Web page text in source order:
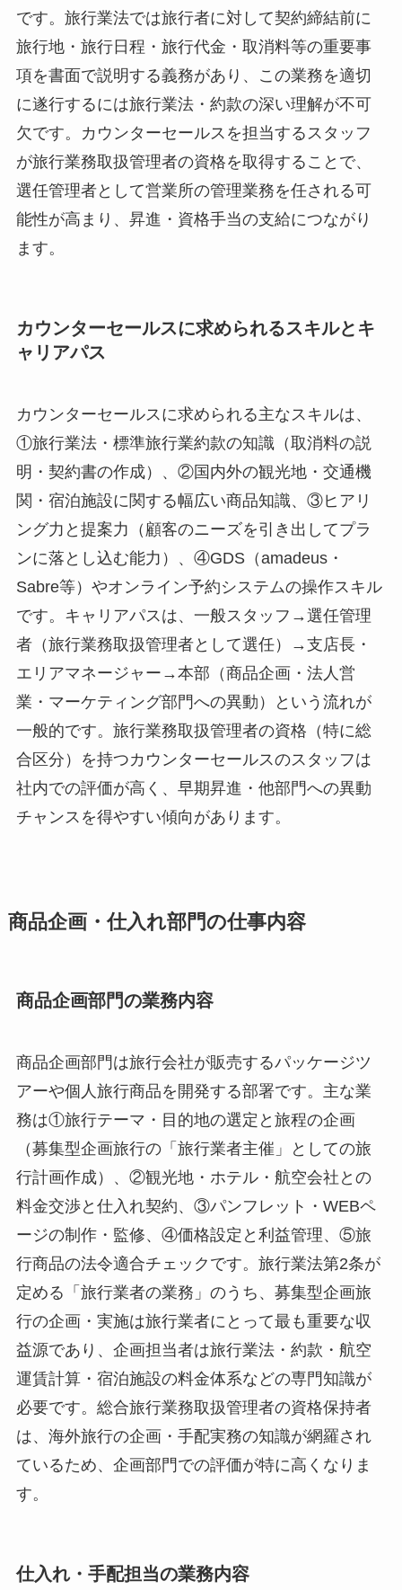
です。旅行業法では旅行者に対して契約締結前に
旅行地・旅行日程・旅行代金・取消料等の重要事
項を書面で説明する義務があり、この業務を適切
に遂行するには旅行業法・約款の深い理解が不可
欠です。カウンターセールスを担当するスタッフ
が旅行業務取扱管理者の資格を取得することで、
選任管理者として営業所の管理業務を任される可
能性が高まり、昇進・資格手当の支給につながり
ます。
カウンターセールスに求められるスキルとキ
ャリアパス
カウンターセールスに求められる主なスキルは、
①旅行業法・標準旅行業約款の知識（取消料の説
明・契約書の作成）、②国内外の観光地・交通機
関・宿泊施設に関する幅広い商品知識、③ヒアリ
ング力と提案力（顧客のニーズを引き出してプラ
ンに落とし込む能力）、④GDS（amadeus・
Sabre等）やオンライン予約システムの操作スキル
です。キャリアパスは、一般スタッフ→選任管理
者（旅行業務取扱管理者として選任）→支店長・
エリアマネージャー→本部（商品企画・法人営
業・マーケティング部門への異動）という流れが
一般的です。旅行業務取扱管理者の資格（特に総
合区分）を持つカウンターセールスのスタッフは
社内での評価が高く、早期昇進・他部門への異動
チャンスを得やすい傾向があります。
商品企画・仕入れ部門の仕事内容
商品企画部門の業務内容
商品企画部門は旅行会社が販売するパッケージツ
アーや個人旅行商品を開発する部署です。主な業
務は①旅行テーマ・目的地の選定と旅程の企画
（募集型企画旅行の「旅行業者主催」としての旅
行計画作成）、②観光地・ホテル・航空会社との
料金交渉と仕入れ契約、③パンフレット・WEBペ
ージの制作・監修、④価格設定と利益管理、⑤旅
行商品の法令適合チェックです。旅行業法第2条が
定める「旅行業者の業務」のうち、募集型企画旅
行の企画・実施は旅行業者にとって最も重要な収
益源であり、企画担当者は旅行業法・約款・航空
運賃計算・宿泊施設の料金体系などの専門知識が
必要です。総合旅行業務取扱管理者の資格保持者
は、海外旅行の企画・手配実務の知識が網羅され
ているため、企画部門での評価が特に高くなりま
す。
仕入れ・手配担当の業務内容